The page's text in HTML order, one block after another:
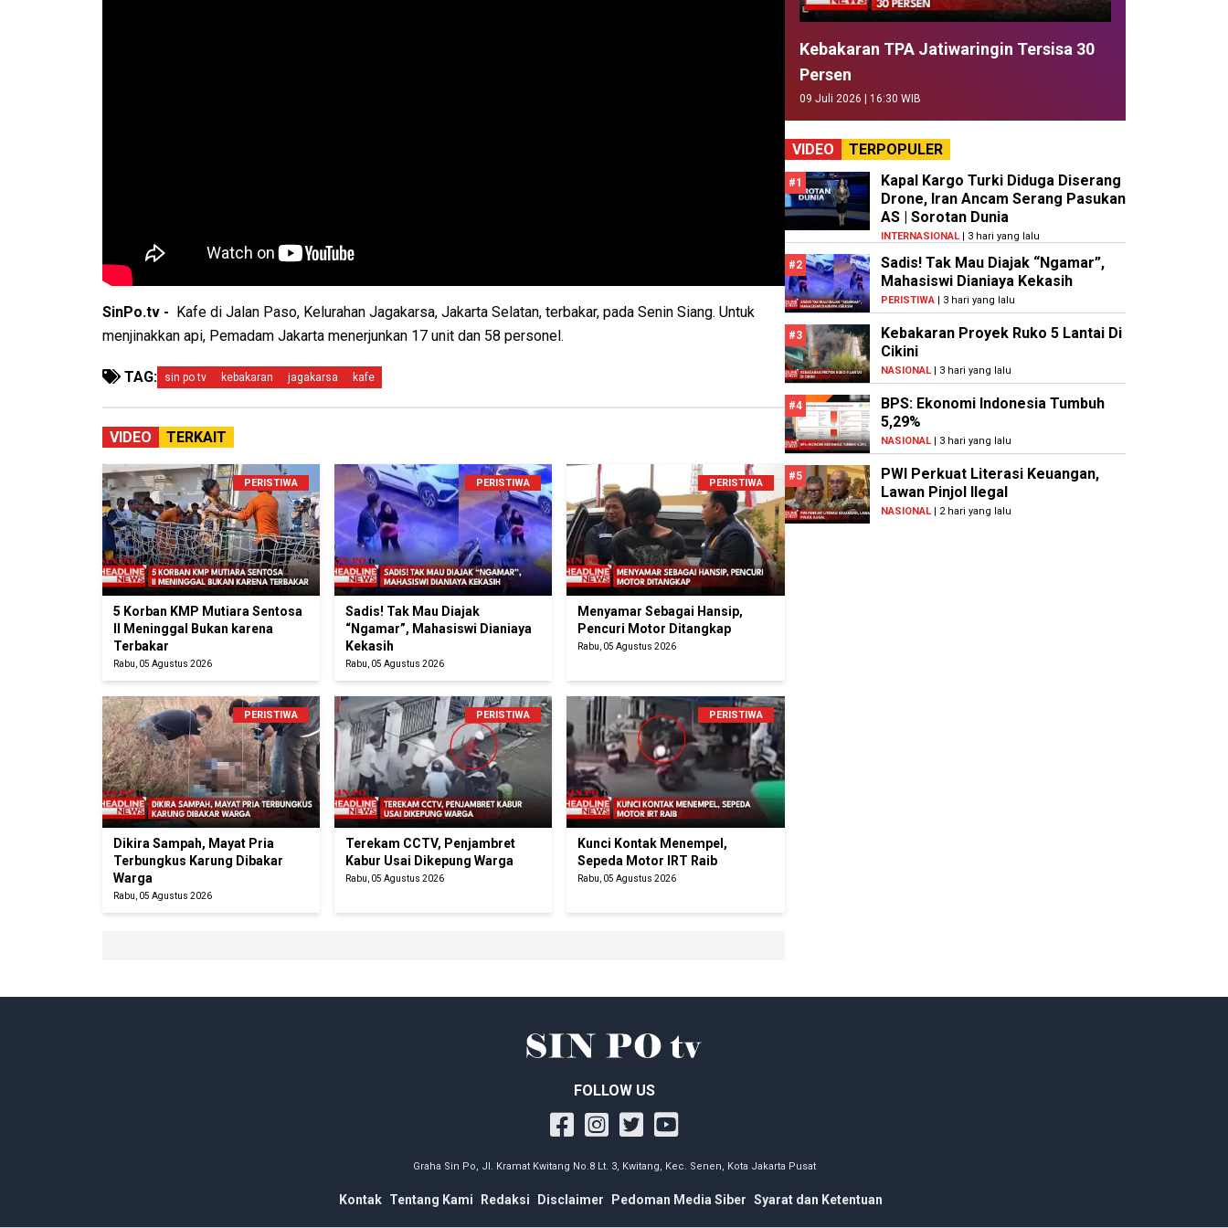
SinPo.tv -
Kafe di Jalan Paso, Kelurahan Jagakarsa, Jakarta Selatan, terbakar, pada Senin Siang. Untuk
menjinakkan api, Pemadam Jakarta menerjunkan 17 unit dan 58 personel.
TAG: sin po tv kebakaran jagakarsa kafe
VIDEO TERKAIT
PERISTIWA
5 Korban KMP Mutiara Sentosa
II Meninggal Bukan karena
Terbakar
Rabu, 05 Agustus 2026
PERISTIWA
Sadis! Tak Mau Diajak
“Ngamar”, Mahasiswi Dianiaya
Kekasih
Rabu, 05 Agustus 2026
PERISTIWA
Menyamar Sebagai Hansip,
Pencuri Motor Ditangkap
Rabu, 05 Agustus 2026
PERISTIWA
Dikira Sampah, Mayat Pria
Terbungkus Karung Dibakar
Warga
Rabu, 05 Agustus 2026
PERISTIWA
Terekam CCTV, Penjambret
Kabur Usai Dikepung Warga
Rabu, 05 Agustus 2026
PERISTIWA
Kunci Kontak Menempel,
Sepeda Motor IRT Raib
Rabu, 05 Agustus 2026
Kebakaran TPA Jatiwaringin Tersisa 30
Persen
09 Juli 2026 | 16:30 WIB
VIDEO TERPOPULER
#1
Kapal Kargo Turki Diduga Diserang
Drone, Iran Ancam Serang Pasukan
AS | Sorotan Dunia
INTERNASIONAL| 3 hari yang lalu
#2
Sadis! Tak Mau Diajak “Ngamar”,
Mahasiswi Dianiaya Kekasih
PERISTIWA| 3 hari yang lalu
#3
Kebakaran Proyek Ruko 5 Lantai Di
Cikini
NASIONAL| 3 hari yang lalu
#4
BPS: Ekonomi Indonesia Tumbuh
5,29%
NASIONAL| 3 hari yang lalu
#5
PWI Perkuat Literasi Keuangan,
Lawan Pinjol Ilegal
NASIONAL| 2 hari yang lalu
FOLLOW US
Graha Sin Po, Jl. Kramat Kwitang No.8 Lt. 3, Kwitang, Kec. Senen, Kota Jakarta Pusat
Kontak Tentang Kami Redaksi Disclaimer Pedoman Media Siber Syarat dan Ketentuan